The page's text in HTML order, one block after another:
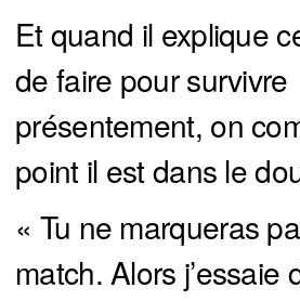
Et quand il explique
de faire pour survivre
présentement, on
point il est dans le
« Tu ne marqueras
match. Alors j’essaie